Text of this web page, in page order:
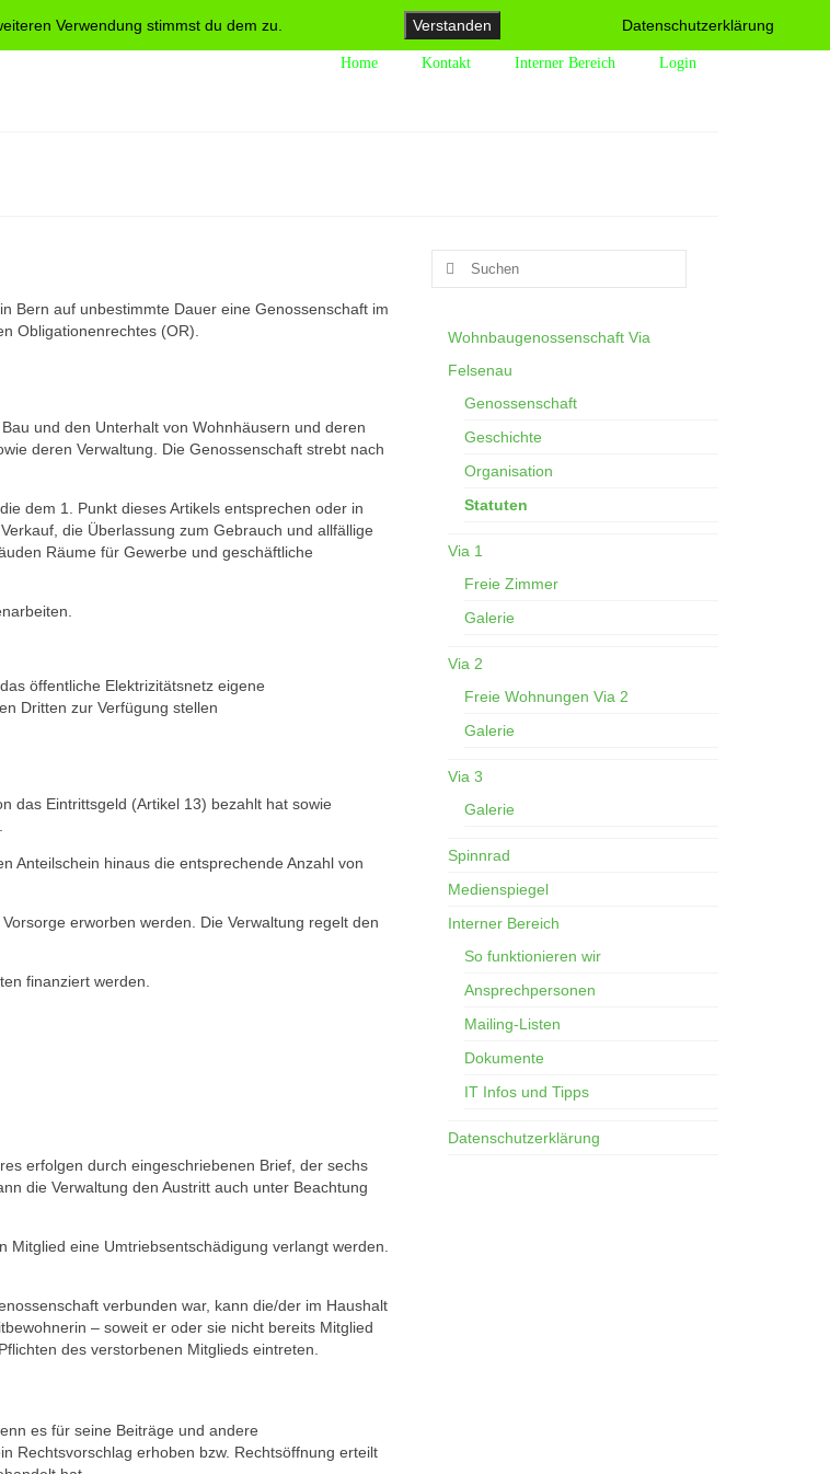
Home Kontakt Interner Bereich Login
Bern auf unbestimmte Dauer eine Genossenschaft im
Obligationenrechtes (OR).
und den Unterhalt von Wohn­häusern und deren
deren Verwaltung. Die Genossenschaft strebt nach
dem 1. Punkt dieses Artikels entsprechen oder in
die Überlassung zum Gebrauch und allfällige
Räume für Gewerbe und geschäftliche
öffentliche Elektrizitätsnetz eigene
Dritten zur Verfügung stellen
das Eintrittsgeld (Artikel 13) bezahlt hat sowie
Anteilschein hinaus die entsprechende Anzahl von
erworben werden. Die Verwaltung regelt den
finanziert werden.
erfolgen durch eingeschrie­benen Brief, der sechs
die Verwaltung den Austritt auch unter Beachtung
eine Umtriebsentschä­digung ver­langt werden.
verbunden war, kann die/der im Haushalt
– soweit er oder sie nicht bereits Mitglied
des verstorbenen Mitglieds eintreten.
es für seine Beiträge und an­dere
Rechtsvorschlag erhoben bzw. Rechtsöffnung erteilt
Suchen
Wohnbaugenossenschaft Via
Felsenau
Genossenschaft
Geschichte
Organisation
Statuten
Via 1
Freie Zimmer
Galerie
Via 2
Freie Wohnungen Via 2
Galerie
Via 3
Galerie
Spinnrad
Medienspiegel
Interner Bereich
So funktionieren wir
Ansprechpersonen
Mailing-Listen
Dokumente
IT Infos und Tipps
Datenschutzerklärung
Verwendung stimmst du dem zu. Verstanden Datenschutzerklärung